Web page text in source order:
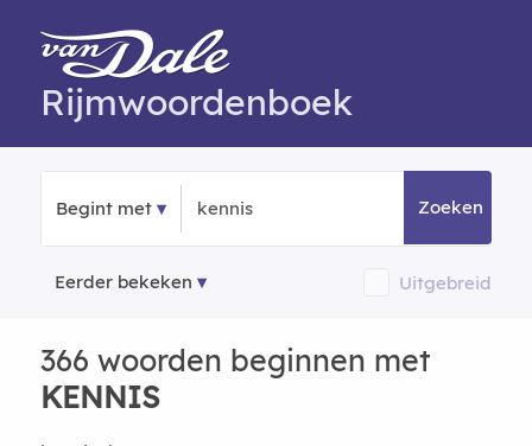
Rijmwoordenboek
Begint met Zoeken
Eerder bekeken Uitgebreid
366 woorden beginnen met
KENNIS